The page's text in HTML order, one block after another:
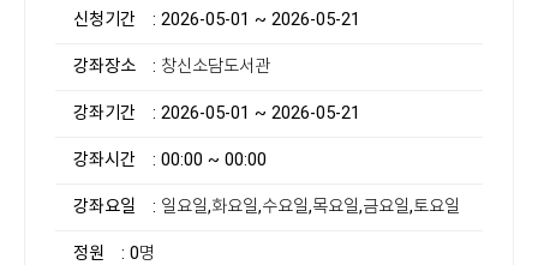
신청기간 : 2026-05-01 ~ 2026-05-21
강좌장소 : 창신소담도서관
강좌기간 : 2026-05-01 ~ 2026-05-21
강좌시간 : 00:00 ~ 00:00
강좌요일 : 일요일,화요일,수요일,목요일,금요일,토요일
정원 : 0명